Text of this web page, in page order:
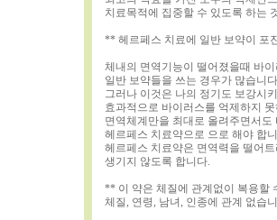
치료목적에 집중할 수 있도록 하는
** 헤르페스 치료에 일반 보약이 포
체내의 면역기능이 떨어졌을때 바
일반 보약들을 쓰는 경우가 많습니
그러나 이것은 나의 정기도 보강시
효과적으로 바이러스를 억제하지
면역체계만을 최대로 올려주면서
헤르페스 치료약으로 으로 해야 합
헤르페스 치료약은 면역력을 떨어
생기지 않도록 합니다.
** 이 약은 체질에 관계없이 복용할
체질, 연령, 남녀, 인종에 관계 없습